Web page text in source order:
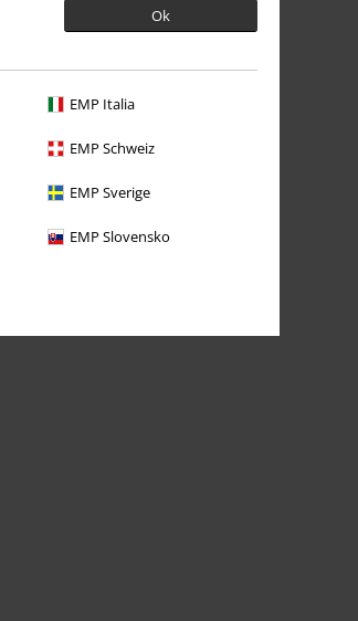
Ok
EMP Italia
EMP Schweiz
EMP Sverige
EMP Slovensko